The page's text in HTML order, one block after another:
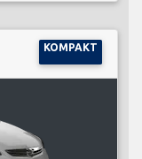
KOMPAKT